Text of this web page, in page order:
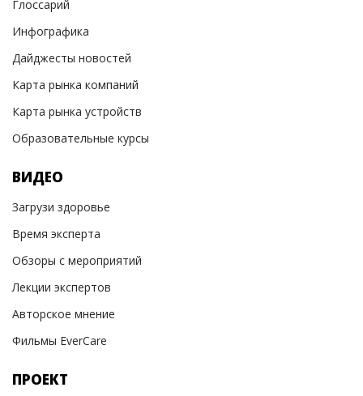
Глоссарий
Инфографика
Дайджесты новостей
Карта рынка компаний
Карта рынка устройств
Образовательные курсы
ВИДЕО
Загрузи здоровье
Время эксперта
Обзоры с мероприятий
Лекции экспертов
Авторское мнение
Фильмы EverCare
ПРОЕКТ